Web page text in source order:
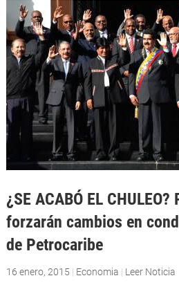
¿SE ACABÓ EL
forzarán cambios en
de Petrocaribe
16 enero, 2015 | Economia | Leer Noticia